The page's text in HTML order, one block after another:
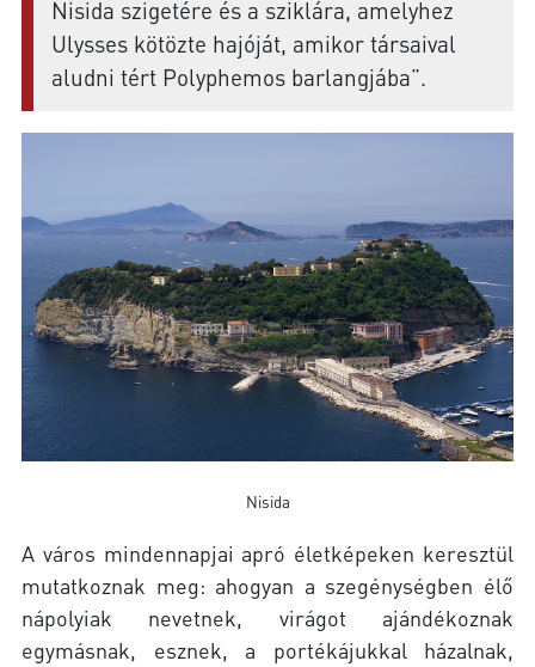
Nisida szigetére és a sziklára, amelyhez
Ulysses kötözte hajóját, amikor társaival
aludni tért Polyphemos barlangjába”.
Nisida
A város mindennapjai apró életképeken keresztül
mutatkoznak meg: ahogyan a szegénységben élő
nápolyiak nevetnek, virágot ajándékoznak
egymásnak, esznek, a portékájukkal házalnak,